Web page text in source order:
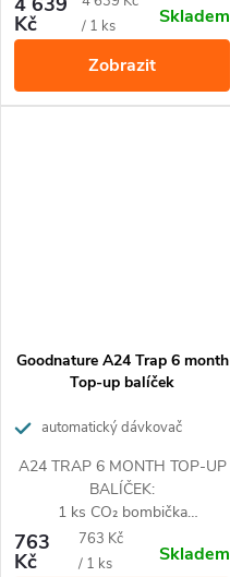
inteligentní.
Kč
cena:
/ 1 ks
Skladem
Zobrazit
Goodnature A24 Trap 6 month
Top-up balíček
automatický dávkovač
A24 TRAP 6 MONTH TOP-UP
BALÍČEK:
1 ks CO₂ bombička
1 ks automatický dávkovač
návnady
763
Kč
Měrná
cena:
763 Kč
/ 1 ks
Skladem